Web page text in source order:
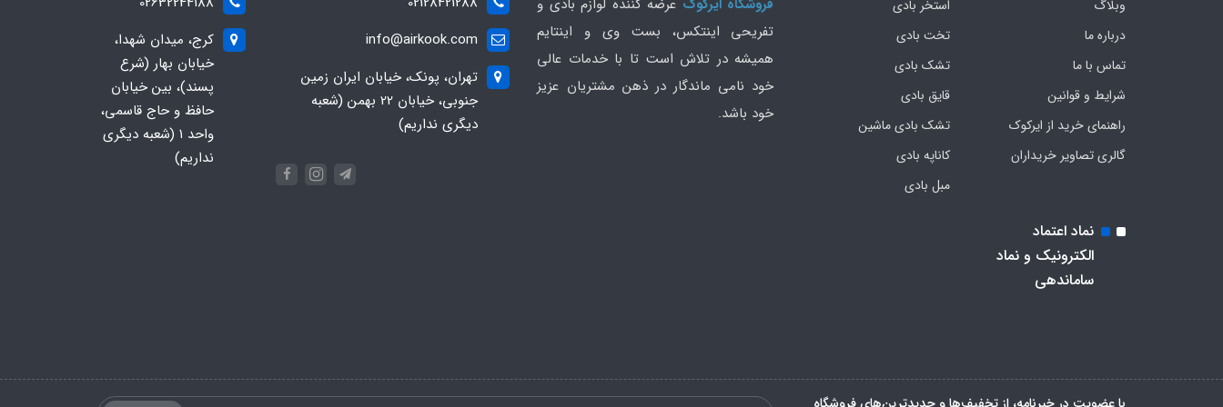
وبلاگ
درباره ما
تماس با ما
شرایط و قوانین
راهنمای خرید از ایرکوک
گالری تصاویر خریداران
استخر بادی
تخت بادی
تشک بادی
قایق بادی
تشک بادی ماشین
کاناپه بادی
مبل بادی
تفریحی اینتکس، بست وی و اینتایم
همیشه در تلاش است تا با خدمات عالی
خود نامی ماندگار در ذهن مشتریان عزیز
خود باشد.
info@airkook.com
تهران، پونک، خیابان ایران زمین
جنوبی، خیابان 22 بهمن (شعبه
دیگری نداریم)
کرج، میدان شهدا،
خیابان بهار (شرع
پسند)، بین خیابان
حافظ و حاج قاسمی،
واحد ۱ (شعبه دیگری
نداریم)
نماد اعتماد
الکترونیک و نماد
ساماندهی
با عضویت در خبرنامه، از تخفیف‌ها و جدیدترین‌های فروشگاه